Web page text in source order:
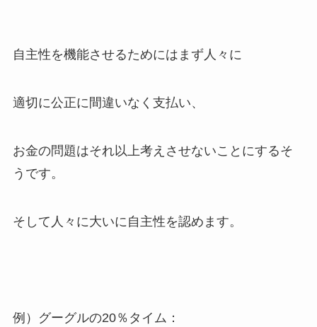
自主性を機能させるためにはまず人々に
適切に公正に間違いなく支払い、
お金の問題はそれ以上考えさせないことにするそ
うです。
そして人々に大いに自主性を認めます。
例）グーグルの20％タイム：